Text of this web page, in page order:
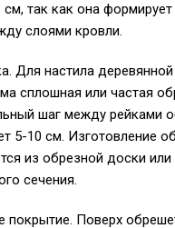
так как она
слоями кровли.
Для настила
сплошная или частая
шаг между рейками
5-10 см. Изготовление
из обрезной доски или
сечения.
покрытие. Поверх